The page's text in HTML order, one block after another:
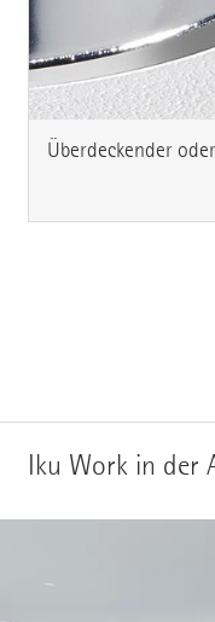
Überdeckender
Iku Work in der